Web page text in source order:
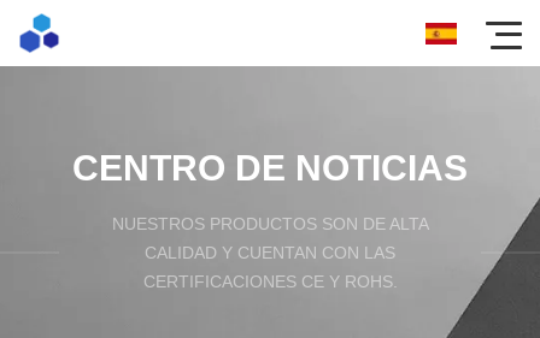
CENTRO DE NOTICIAS
NUESTROS PRODUCTOS SON DE ALTA
CALIDAD Y CUENTAN CON LAS
CERTIFICACIONES CE Y ROHS.